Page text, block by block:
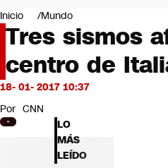
Negocios
Deportes
Programas completos
Cultura
Servicios
Bits
CNN Data
CNN tiempo
Futuro 360
Inicio Mundo
Tres sismos
centro de
18- 01- 2017 10:37
Por CNN
LO
MÁS
LEÍDO